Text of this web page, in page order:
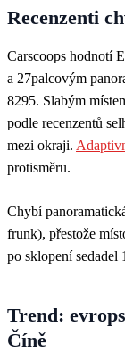
Recenzenti
Carscoops hodnotí
a 27palcovým
8295. Slabým
podle recenzentů
mezi okraji.
protisměru.
Chybí
frunk), přestože
po sklopení sedadel
Trend:
Číně